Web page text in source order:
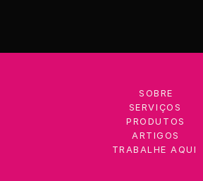
SOBRE
SERVIÇOS
PRODUTOS
ARTIGOS
TRABALHE AQUI